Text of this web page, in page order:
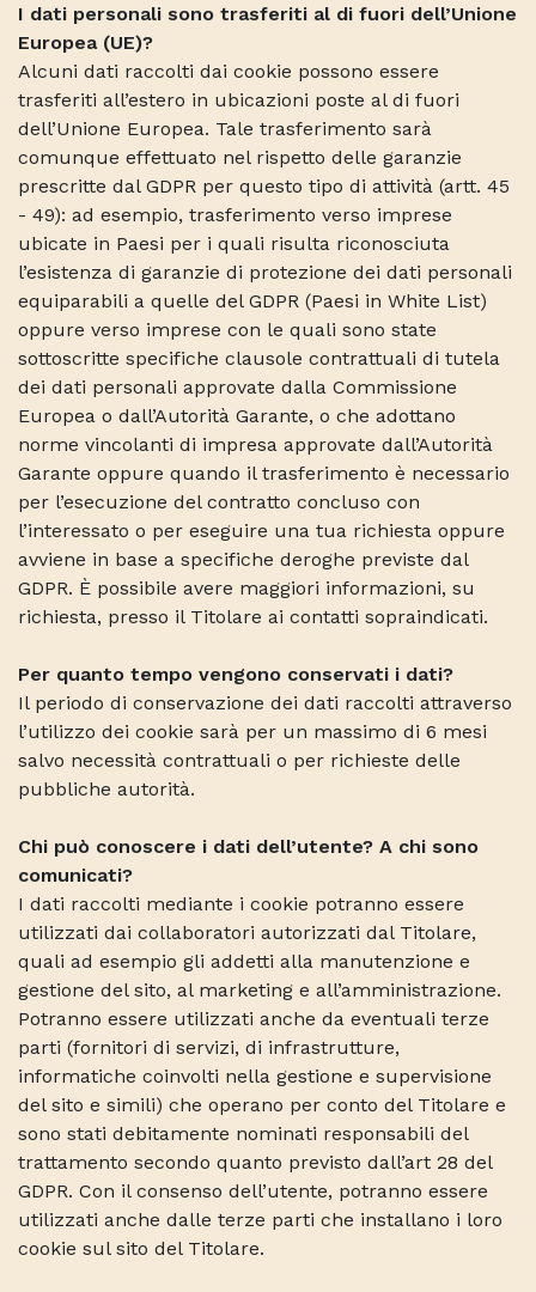
I dati personali sono trasferiti al di fuori dell’Unione
Europea (UE)?
Alcuni dati raccolti dai cookie possono essere
trasferiti all’estero in ubicazioni poste al di fuori
dell’Unione Europea. Tale trasferimento sarà
comunque effettuato nel rispetto delle garanzie
prescritte dal GDPR per questo tipo di attività (artt. 45
- 49): ad esempio, trasferimento verso imprese
ubicate in Paesi per i quali risulta riconosciuta
l’esistenza di garanzie di protezione dei dati personali
equiparabili a quelle del GDPR (Paesi in White List)
oppure verso imprese con le quali sono state
sottoscritte specifiche clausole contrattuali di tutela
dei dati personali approvate dalla Commissione
Europea o dall’Autorità Garante, o che adottano
norme vincolanti di impresa approvate dall’Autorità
Garante oppure quando il trasferimento è necessario
per l’esecuzione del contratto concluso con
l’interessato o per eseguire una tua richiesta oppure
avviene in base a specifiche deroghe previste dal
GDPR. È possibile avere maggiori informazioni, su
richiesta, presso il Titolare ai contatti sopraindicati.
Per quanto tempo vengono conservati i dati?
Il periodo di conservazione dei dati raccolti attraverso
l’utilizzo dei cookie sarà per un massimo di 6 mesi
salvo necessità contrattuali o per richieste delle
pubbliche autorità.
Chi può conoscere i dati dell’utente? A chi sono
comunicati?
I dati raccolti mediante i cookie potranno essere
utilizzati dai collaboratori autorizzati dal Titolare,
quali ad esempio gli addetti alla manutenzione e
gestione del sito, al marketing e all’amministrazione.
Potranno essere utilizzati anche da eventuali terze
parti (fornitori di servizi, di infrastrutture,
informatiche coinvolti nella gestione e supervisione
del sito e simili) che operano per conto del Titolare e
sono stati debitamente nominati responsabili del
trattamento secondo quanto previsto dall’art 28 del
GDPR. Con il consenso dell’utente, potranno essere
utilizzati anche dalle terze parti che installano i loro
cookie sul sito del Titolare.